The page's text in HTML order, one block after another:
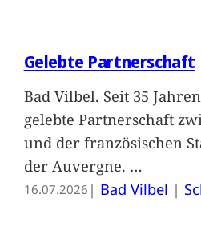
Gelebte Partnerschaft
Bad Vilbel. Seit 35
gelebte Partnerschaft
und der französischen
der Auvergne. …
16.07.2026 | Bad Vilbel |